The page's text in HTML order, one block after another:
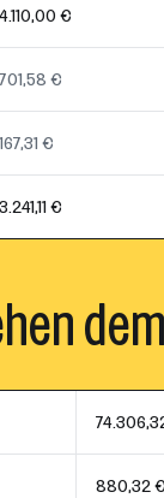
4.110,00 €
701,58 €
167,31 €
3.241,11 €
880,32 €